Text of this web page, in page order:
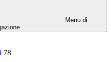
Menu di
78